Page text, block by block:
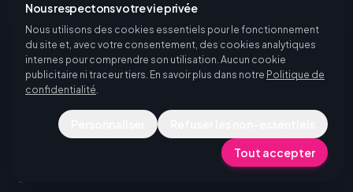
Nous respectons votre vie privée
Nous utilisons des cookies essentiels pour le fonctionnement
du site et, avec votre consentement, des cookies analytiques
internes pour comprendre son utilisation. Aucun cookie
publicitaire ni traceur tiers. En savoir plus dans notre Politique de
confidentialité.
Tout accepter
Services de recrutement
Embaucher des stagiaires internationaux
Sourcing de talents en Europe
Cours de langues
Cours TEFL